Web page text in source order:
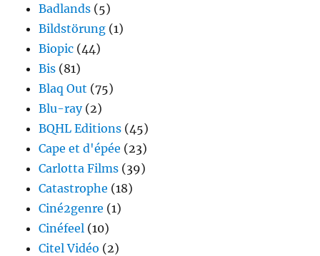
Badlands (5)
Bildstörung (1)
Biopic (44)
Bis (81)
Blaq Out (75)
Blu-ray(2)
BQHL Editions (45)
Cape et d'épée (23)
Carlotta Films (39)
Catastrophe (18)
Ciné2genre (1)
Cinéfeel (10)
Citel Vidéo (2)